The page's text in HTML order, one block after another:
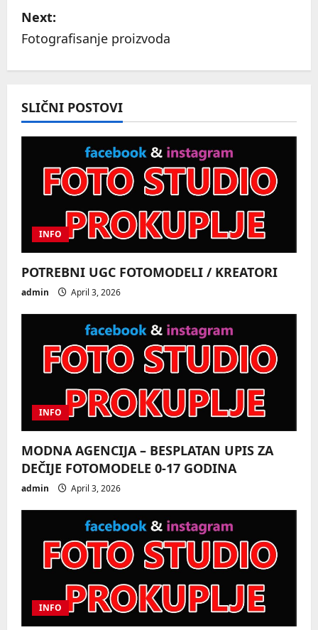
s
t
n
a
v
a
t
i
o
Next:
Fotografisanje proizvoda
SLIČNI POSTOVI
INFO
POTREBNI UGC FOTOMODELI / KREATORI
admin April 3, 2026
INFO
MODNA AGENCIJA – BESPLATAN UPIS ZA
DEČIJE FOTOMODELE 0-17 GODINA
admin April 3, 2026
INFO